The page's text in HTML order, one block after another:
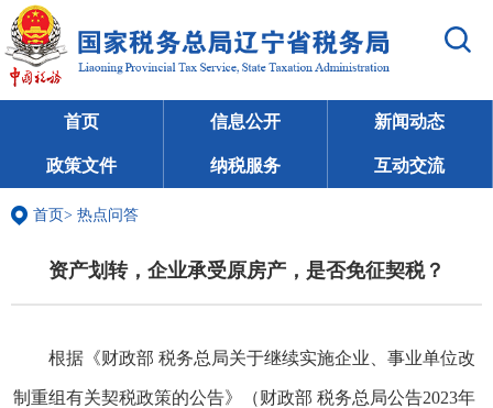
首页 信息公开 新闻动态
政策文件 纳税服务 互动交流
首页> 热点问答
资产划转，企业承受原房产，是否免征契税？
根据《财政部 税务总局关于继续实施企业、事业单位改
制重组有关契税政策的公告》（财政部 税务总局公告2023年